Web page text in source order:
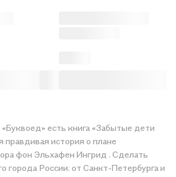
есть книга «Забытые дети
история о плане
фон Эльхафен Ингрид . Сделать
города России: от Санкт-Петербурга и